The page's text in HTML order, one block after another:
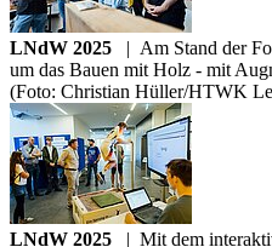
LNdW 2025 | Am Stand der
um das Bauen mit Holz - mit
(Foto: Christian Hüller/HTWK
LNdW 2025 | Mit dem